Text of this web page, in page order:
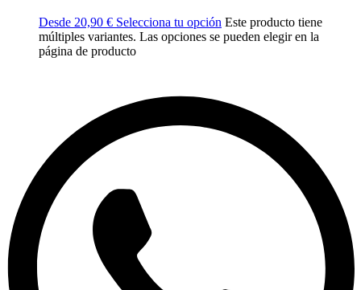
Desde 20,90 € Selecciona tu opción Este producto tiene
múltiples variantes. Las opciones se pueden elegir en la
página de producto